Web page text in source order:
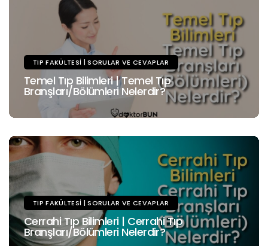
TIP FAKÜLTESI | SORULAR VE CEVAPLAR
Temel Tıp Bilimleri | Temel Tıp
Branşları/Bölümleri Nelerdir?
TIP FAKÜLTESI | SORULAR VE CEVAPLAR
Cerrahi Tıp Bilimleri | Cerrahi Tıp
Branşları/Bölümleri Nelerdir?